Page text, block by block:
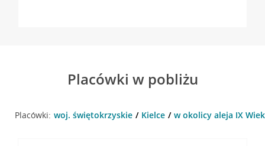
Placówki w pobliżu
Placówki: woj. świętokrzyskie Kielce w okolicy aleja IX